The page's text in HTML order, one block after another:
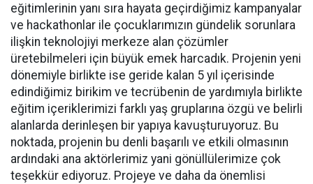
eğitimlerinin yanı sıra hayata geçirdiğimiz kampanyalar
ve hackathonlar ile çocuklarımızın gündelik sorunlara
ilişkin teknolojiyi merkeze alan çözümler
üretebilmeleri için büyük emek harcadık. Projenin yeni
dönemiyle birlikte ise geride kalan 5 yıl içerisinde
edindiğimiz birikim ve tecrübenin de yardımıyla birlikte
eğitim içeriklerimizi farklı yaş gruplarına özgü ve belirli
alanlarda derinleşen bir yapıya kavuşturuyoruz. Bu
noktada, projenin bu denli başarılı ve etkili olmasının
ardındaki ana aktörlerimiz yani gönüllülerimize çok
teşekkür ediyoruz. Projeye ve daha da önemlisi